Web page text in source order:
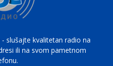
slušajte kvalitetan radio na
ili na svom pametnom